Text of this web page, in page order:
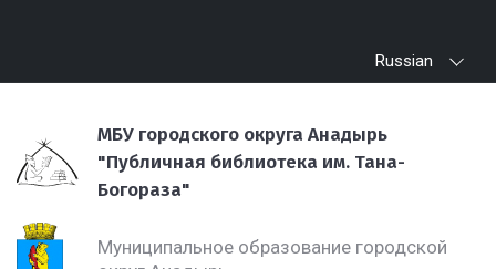
Russian
МБУ городского округа Анадырь
"Публичная библиотека им. Тана-
Богораза"
Муниципальное образование городской